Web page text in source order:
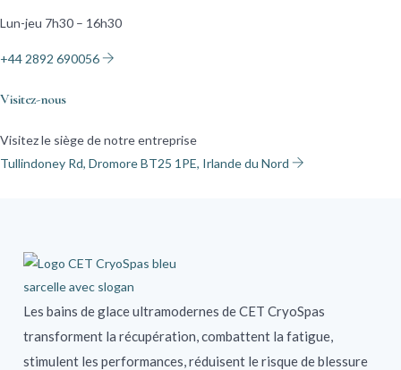
Lun-jeu 7h30 – 16h30
+44 2892 690056
Visitez-nous
Visitez le siège de notre entreprise
Tullindoney Rd, Dromore BT25 1PE, Irlande du Nord
Les bains de glace ultramodernes de CET CryoSpas
transforment la récupération, combattent la fatigue,
stimulent les performances, réduisent le risque de blessure